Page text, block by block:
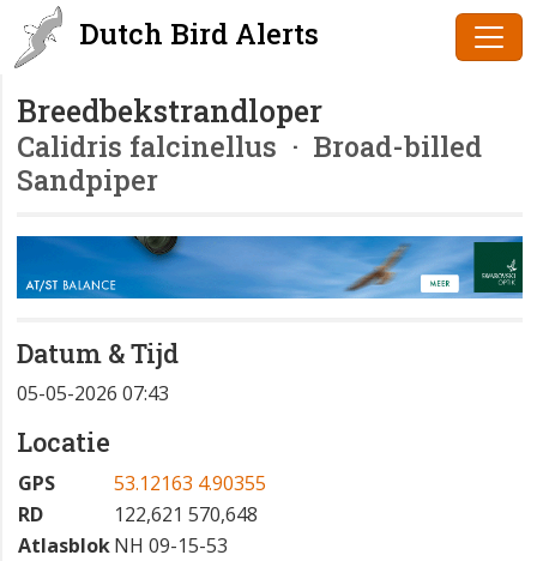
Dutch Bird Alerts
Breedbekstrandloper
Calidris falcinellus · Broad-billed
Sandpiper
Datum & Tijd
05-05-2026 07:43
Locatie
GPS
53.12163 4.90355
RD
122,621 570,648
AtlasblokNH 09-15-53